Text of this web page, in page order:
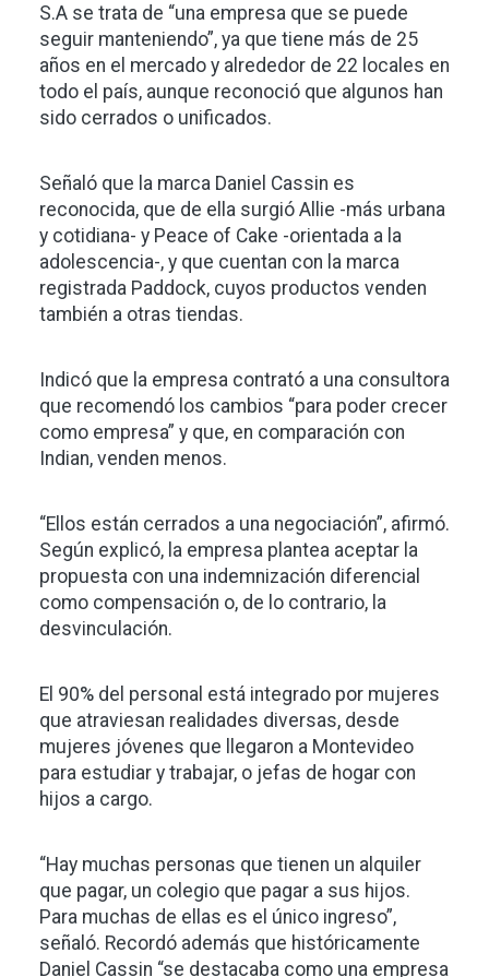
S.A se trata de “una empresa que se puede
seguir manteniendo”, ya que tiene más de 25
años en el mercado y alrededor de 22 locales en
todo el país, aunque reconoció que algunos han
sido cerrados o unificados.
Señaló que la marca Daniel Cassin es
reconocida, que de ella surgió Allie -más urbana
y cotidiana- y Peace of Cake -orientada a la
adolescencia-, y que cuentan con la marca
registrada Paddock, cuyos productos venden
también a otras tiendas.
Indicó que la empresa contrató a una consultora
que recomendó los cambios “para poder crecer
como empresa” y que, en comparación con
Indian, venden menos.
“Ellos están cerrados a una negociación”, afirmó.
Según explicó, la empresa plantea aceptar la
propuesta con una indemnización diferencial
como compensación o, de lo contrario, la
desvinculación.
El 90% del personal está integrado por mujeres
que atraviesan realidades diversas, desde
mujeres jóvenes que llegaron a Montevideo
para estudiar y trabajar, o jefas de hogar con
hijos a cargo.
“Hay muchas personas que tienen un alquiler
que pagar, un colegio que pagar a sus hijos.
Para muchas de ellas es el único ingreso”,
señaló. Recordó además que históricamente
Daniel Cassin “se destacaba como una empresa